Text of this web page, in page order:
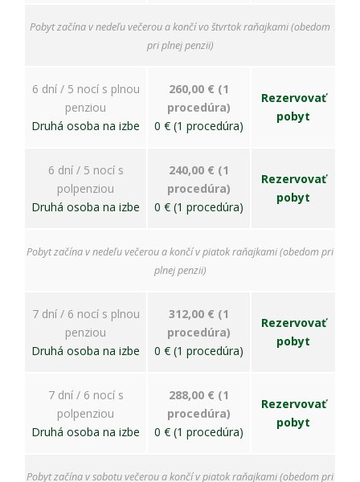
Pobyt začína v nedeľu večerou a končí vo štvrtok raňajkami (obedom
pri plnej penzii)
6 dní / 5 nocí s plnou
penziou
Druhá osoba na izbe
260,00 € (1
procedúra)
0 € (1 procedúra)
Rezervovať
pobyt
6 dní / 5 nocí s
polpenziou
Druhá osoba na izbe
240,00 € (1
procedúra)
0 € (1 procedúra)
Rezervovať
pobyt
Pobyt začína v nedeľu večerou a končí v piatok raňajkami (obedom pri
plnej penzii)
7 dní / 6 nocí s plnou
penziou
Druhá osoba na izbe
312,00 € (1
procedúra)
0 € (1 procedúra)
Rezervovať
pobyt
7 dní / 6 nocí s
polpenziou
Druhá osoba na izbe
288,00 € (1
procedúra)
0 € (1 procedúra)
Rezervovať
pobyt
Pobyt začína v sobotu večerou a končí v piatok raňajkami (obedom pri
nám
porozumieť,
ako
našu stránku,
aby sme ju
mohli
zlepšovať.
cookies
zhromažďujú
návštevnosti,
vylepšenie
obsahu;
súhlas
návštevníka